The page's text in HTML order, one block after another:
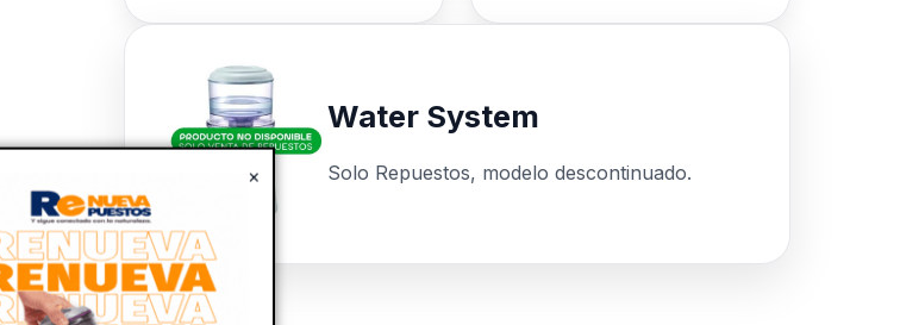
×
Water System
Solo Repuestos, modelo descontinuado.